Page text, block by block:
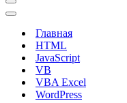
Меню
навигации
Меню
навигацииГлавная
HTML
JavaScript
VB
VBA Excel
WordPress